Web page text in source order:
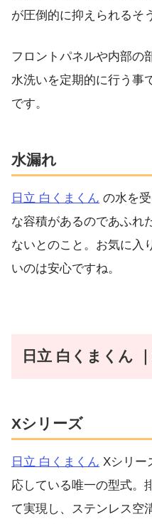
が圧倒的に抑えられるそ
フロントパネルや内部の
水洗いを定期的に行う事
です。
水漏れ
日立 白くまくん の水を
な容積があるのであふれ
ないとのこと。お気に入
いのは安心ですね。
日立 白くまくん
Xシリーズ
日立 白くまくん Xシリー
応している唯一の型式。
て実現し、ステンレス空